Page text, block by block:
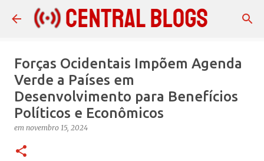
Pular para o conteúdo principal
Forças Ocidentais Impõem Agenda
Verde a Países em
Desenvolvimento para Benefícios
Políticos e Econômicos
em novembro 15, 2024